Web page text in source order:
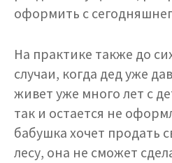
оформить с
На практике также до
случаи, когда дед уже
живет уже много лет с
так и остается не
бабушка хочет продать
лесу, она не сможет